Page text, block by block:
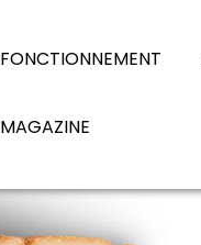
FONCTIONNEMENT
MAGAZINE